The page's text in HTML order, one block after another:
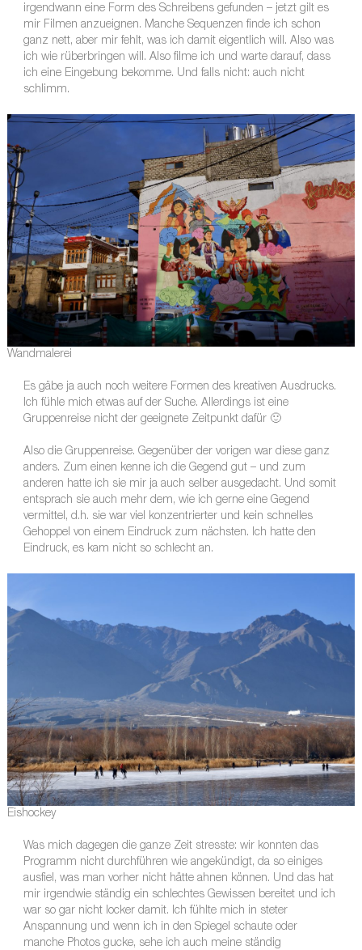
irgendwann eine Form des Schreibens gefunden – jetzt gilt es
mir Filmen anzueignen. Manche Sequenzen finde ich schon
ganz nett, aber mir fehlt, was ich damit eigentlich will. Also was
ich wie rüberbringen will. Also filme ich und warte darauf, dass
ich eine Eingebung bekomme. Und falls nicht: auch nicht
schlimm.
Wandmalerei
Es gäbe ja auch noch weitere Formen des kreativen Ausdrucks.
Ich fühle mich etwas auf der Suche. Allerdings ist eine
Gruppenreise nicht der geeignete Zeitpunkt dafür 🙂
Also die Gruppenreise. Gegenüber der vorigen war diese ganz
anders. Zum einen kenne ich die Gegend gut – und zum
anderen hatte ich sie mir ja auch selber ausgedacht. Und somit
entsprach sie auch mehr dem, wie ich gerne eine Gegend
vermittel, d.h. sie war viel konzentrierter und kein schnelles
Gehoppel von einem Eindruck zum nächsten. Ich hatte den
Eindruck, es kam nicht so schlecht an.
Eishockey
Was mich dagegen die ganze Zeit stresste: wir konnten das
Programm nicht durchführen wie angekündigt, da so einiges
ausfiel, was man vorher nicht hätte ahnen können. Und das hat
mir irgendwie ständig ein schlechtes Gewissen bereitet und ich
war so gar nicht locker damit. Ich fühlte mich in steter
Anspannung und wenn ich in den Spiegel schaute oder
manche Photos gucke, sehe ich auch meine ständig